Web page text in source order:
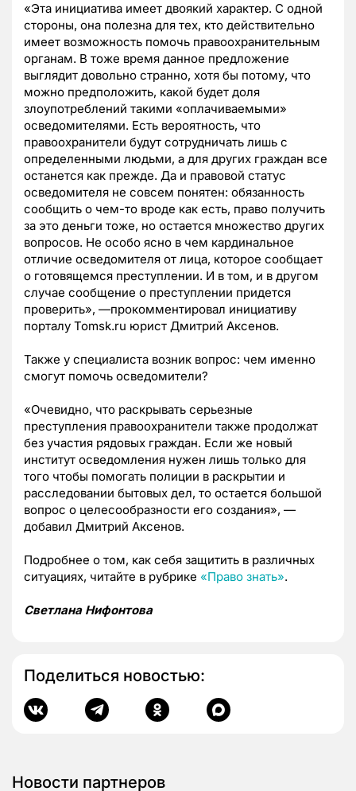
«Эта инициатива имеет двоякий характер. С одной
стороны, она полезна для тех, кто действительно
имеет возможность помочь правоохранительным
органам. В тоже время данное предложение
выглядит довольно странно, хотя бы потому, что
можно предположить, какой будет доля
злоупотреблений такими «оплачиваемыми»
осведомителями. Есть вероятность, что
правоохранители будут сотрудничать лишь с
определенными людьми, а для других граждан все
останется как прежде. Да и правовой статус
осведомителя не совсем понятен: обязанность
сообщить о чем-то вроде как есть, право получить
за это деньги тоже, но остается множество других
вопросов. Не особо ясно в чем кардинальное
отличие осведомителя от лица, которое сообщает
о готовящемся преступлении. И в том, и в другом
случае сообщение о преступлении придется
проверить», —прокомментировал инициативу
порталу Tomsk.ru юрист Дмитрий Аксенов.
Также у специалиста возник вопрос: чем именно
смогут помочь осведомители?
«Очевидно, что раскрывать серьезные
преступления правоохранители также продолжат
без участия рядовых граждан. Если же новый
институт осведомления нужен лишь только для
того чтобы помогать полиции в раскрытии и
расследовании бытовых дел, то остается большой
вопрос о целесообразности его создания», —
добавил Дмитрий Аксенов.
Подробнее о том, как себя защитить в различных
ситуациях, читайте в рубрике «Право знать».
Светлана Нифонтова
Поделиться новостью:
Новости партнеров